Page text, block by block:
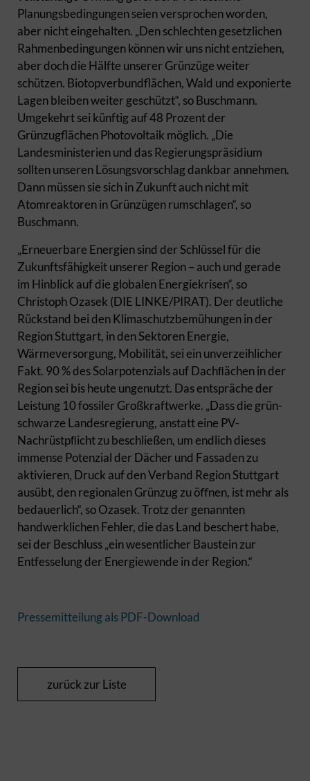
Planungsbedingungen seien versprochen worden,
aber nicht eingehalten. „Den schlechten gesetzlichen
Rahmenbedingungen können wir uns nicht entziehen,
aber doch die Hälfte unserer Grünzüge weiter
schützen. Biotopverbundflächen, Wald und exponierte
Lagen bleiben weiter geschützt“, so Buschmann.
Umgekehrt sei künftig auf 48 Prozent der
Grünzugflächen Photovoltaik möglich. „Die
Landesministerien und das Regierungspräsidium
sollten unseren Lösungsvorschlag dankbar annehmen.
Dann müssen sie sich in Zukunft auch nicht mit
Atomreaktoren in Grünzügen rumschlagen“, so
Buschmann.
„Erneuerbare Energien sind der Schlüssel für die
Zukunftsfähigkeit unserer Region – auch und gerade
im Hinblick auf die globalen Energiekrisen“, so
Christoph Ozasek (DIE LINKE/PIRAT). Der deutliche
Rückstand bei den Klimaschutzbemühungen in der
Region Stuttgart, in den Sektoren Energie,
Wärmeversorgung, Mobilität, sei ein unverzeihlicher
Fakt. 90 % des Solarpotenzials auf Dachﬂächen in der
Region sei bis heute ungenutzt. Das entspräche der
Leistung 10 fossiler Großkraftwerke. „Dass die grün-
schwarze Landesregierung, anstatt eine PV-
Nachrüstpﬂicht zu beschließen, um endlich dieses
immense Potenzial der Dächer und Fassaden zu
aktivieren, Druck auf den Verband Region Stuttgart
ausübt, den regionalen Grünzug zu öﬀnen, ist mehr als
bedauerlich“, so Ozasek. Trotz der genannten
handwerklichen Fehler, die das Land beschert habe,
sei der Beschluss „ein wesentlicher Baustein zur
Entfesselung der Energiewende in der Region.“
Pressemitteilung als PDF-Download
zurück zur Liste